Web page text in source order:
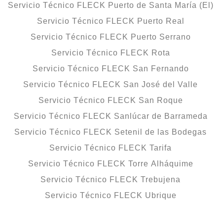
Servicio Técnico FLECK Puerto de Santa María (El)
Servicio Técnico FLECK Puerto Real
Servicio Técnico FLECK Puerto Serrano
Servicio Técnico FLECK Rota
Servicio Técnico FLECK San Fernando
Servicio Técnico FLECK San José del Valle
Servicio Técnico FLECK San Roque
Servicio Técnico FLECK Sanlúcar de Barrameda
Servicio Técnico FLECK Setenil de las Bodegas
Servicio Técnico FLECK Tarifa
Servicio Técnico FLECK Torre Alháquime
Servicio Técnico FLECK Trebujena
Servicio Técnico FLECK Ubrique